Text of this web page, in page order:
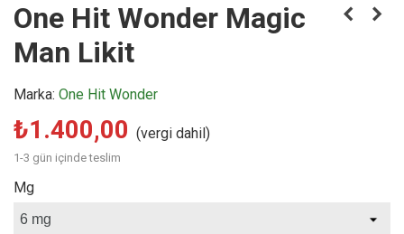
One Hit Wonder Magic
Man Likit
Marka: One Hit Wonder
₺1.400,00 (vergi dahil)
1-3 gün içinde teslim
Mg